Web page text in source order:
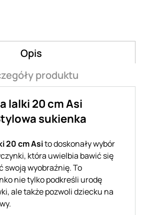
Opis
produktu
lalki 20 cm Asi
sukienka
20 cm Asito doskonały wybór
która uwielbia bawić się
swoją wyobraźnię. To
nie tylko podkreśli urodę
ale także pozwoli dziecku na